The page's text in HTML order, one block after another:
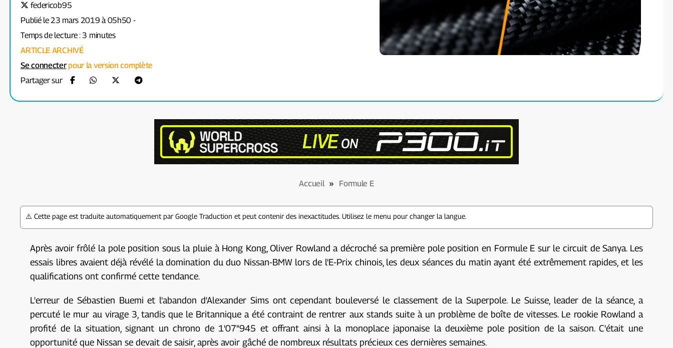
federicob95
Publié le 23 mars 2019 à 05h50 -
Temps de lecture : 3 minutes
ARTICLE ARCHIVÉ
Se connecterpour la version complète
Partager sur
Accueil» Formule E
⚠️ Cette page est traduite automatiquement par Google Traduction et peut contenir des inexactitudes. Utilisez le menu pour changer la langue.
Après avoir frôlé la pole position sous la pluie à Hong Kong, Oliver Rowland a décroché sa première pole position en Formule E sur le circuit de Sanya. Les
essais libres avaient déjà révélé la domination du duo Nissan-BMW lors de l'E-Prix chinois, les deux séances du matin ayant été extrêmement rapides, et les
qualifications ont confirmé cette tendance.
L'erreur de Sébastien Buemi et l'abandon d'Alexander Sims ont cependant bouleversé le classement de la Superpole. Le Suisse, leader de la séance, a
percuté le mur au virage 3, tandis que le Britannique a été contraint de rentrer aux stands suite à un problème de boîte de vitesses. Le rookie Rowland a
profité de la situation, signant un chrono de 1'07"945 et offrant ainsi à la monoplace japonaise la deuxième pole position de la saison. C'était une
opportunité que Nissan se devait de saisir, après avoir gâché de nombreux résultats précieux ces dernières semaines.